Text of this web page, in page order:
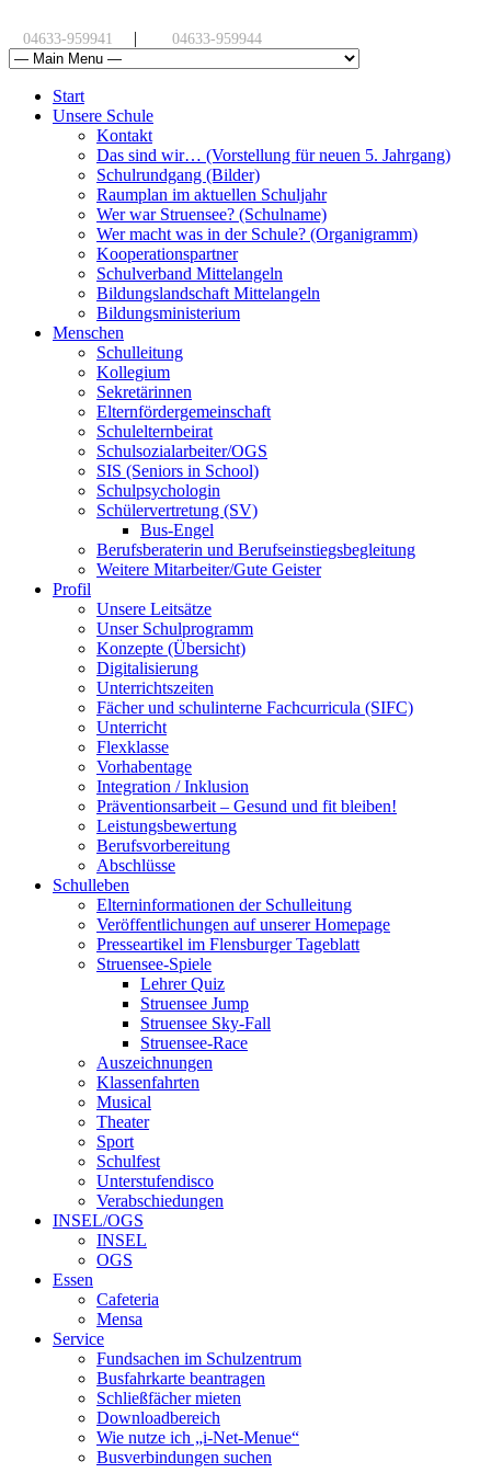
04633-959941 | 04633-959944
Start
Unsere Schule
Kontakt
Das sind wir… (Vorstellung für neuen 5. Jahrgang)
Schulrundgang (Bilder)
Raumplan im aktuellen Schuljahr
Wer war Struensee? (Schulname)
Wer macht was in der Schule? (Organigramm)
Kooperationspartner
Schulverband Mittelangeln
Bildungslandschaft Mittelangeln
Bildungsministerium
Menschen
Schulleitung
Kollegium
Sekretärinnen
Elternfördergemeinschaft
Schulelternbeirat
Schulsozialarbeiter/OGS
SIS (Seniors in School)
Schulpsychologin
Schülervertretung (SV)
Bus-Engel
Berufsberaterin und Berufseinstiegsbegleitung
Weitere Mitarbeiter/Gute Geister
Profil
Unsere Leitsätze
Unser Schulprogramm
Konzepte (Übersicht)
Digitalisierung
Unterrichtszeiten
Fächer und schulinterne Fachcurricula (SIFC)
Unterricht
Flexklasse
Vorhabentage
Integration / Inklusion
Präventionsarbeit – Gesund und fit bleiben!
Leistungsbewertung
Berufsvorbereitung
Abschlüsse
Schulleben
Elterninformationen der Schulleitung
Veröffentlichungen auf unserer Homepage
Presseartikel im Flensburger Tageblatt
Struensee-Spiele
Lehrer Quiz
Struensee Jump
Struensee Sky-Fall
Struensee-Race
Auszeichnungen
Klassenfahrten
Musical
Theater
Sport
Schulfest
Unterstufendisco
Verabschiedungen
INSEL/OGS
INSEL
OGS
Essen
Cafeteria
Mensa
Service
Fundsachen im Schulzentrum
Busfahrkarte beantragen
Schließfächer mieten
Downloadbereich
Wie nutze ich „i-Net-Menue“
Busverbindungen suchen